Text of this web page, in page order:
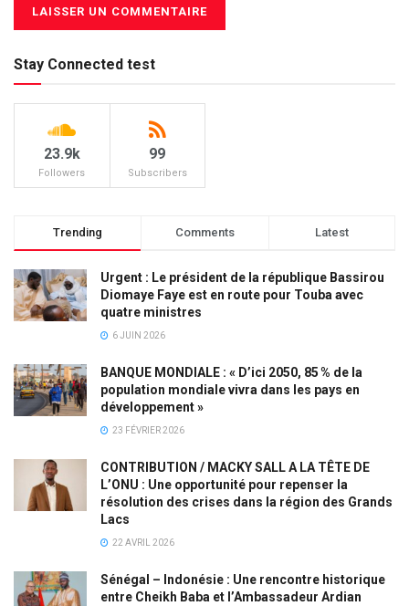
Stay Connected test
23.9k
Followers
99
Subscribers
Trending Comments Latest
Urgent : Le président de la république Bassirou
Diomaye Faye est en route pour Touba avec
quatre ministres
6 JUIN 2026
BANQUE MONDIALE : « D’ici 2050, 85 % de la
population mondiale vivra dans les pays en
développement »
23 FÉVRIER 2026
CONTRIBUTION / MACKY SALL A LA TÊTE DE
L’ONU : Une opportunité pour repenser la
résolution des crises dans la région des Grands
Lacs
22 AVRIL 2026
Sénégal – Indonésie : Une rencontre historique
entre Cheikh Baba et l’Ambassadeur Ardian